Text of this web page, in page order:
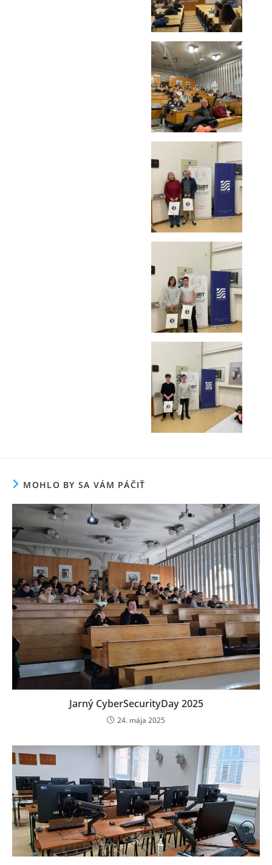
MOHLO BY SA VÁM PÁČIŤ
Jarný CyberSecurityDay 2025
24. mája 2025